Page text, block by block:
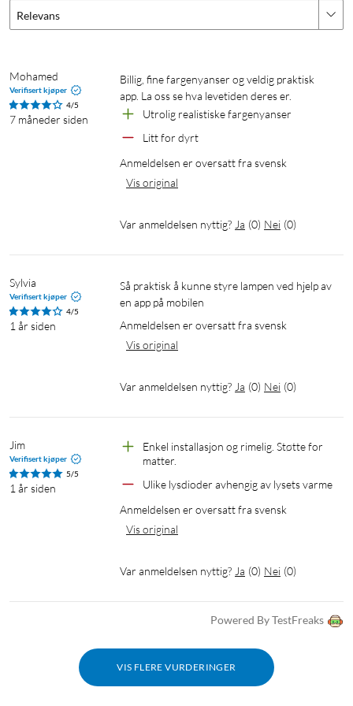
Styr med smarttelefonen din, uansett hvor du er
du gikk hjemmefra. WiZ-appen er tilgjengelig på iOS og
Android.
Smart lysregulering via app, tale eller dimmer
Senk lysstyrken til ønsket nivå ved hjelp av smarttelefonen,
WiZmote eller stemmen. Du trenger ikke installere en dyr
Automatiser lampene/lyspærene slik at de passer dine daglige
eller ukentlige rutiner. Still inn belysningen slik at den tennes
når du kommer hjem og slås av når den ikke trengs.
dynamiske lysinnstillinger
Bland fargesterke og hvite lysinnstillinger for å skap den
som helst ved hjelp av appen, WiZmote eller stemmen.
Energiovervåking
WiZ-appen holder oversikt over lyskildenes strømforbruk. Du
kan sjekke din dags- eller ukesrapport og planlegge
Styr lyskildene ved å bruke tale og Google Assistent, Amazon
Alexa eller Siri Shortcuts. Bruk enkle talekommandoer for å
tenne og slukke lyskildene, øke lysstyrken, dimme, endre farge
Relevans
Mohamed
Verifisert kjøper
4/5
7 måneder siden
Billig, fine fargenyanser og veldig praktisk
app. La oss se hva levetiden deres er.
Utrolig realistiske fargenyanser
Litt for dyrt
Anmeldelsen er oversatt fra svensk
Vis original
Var anmeldelsen nyttig? Ja (0) Nei (0)
Sylvia
Verifisert kjøper
4/5
1 år siden
Så praktisk å kunne styre lampen ved hjelp av
en app på mobilen
Anmeldelsen er oversatt fra svensk
Vis original
Var anmeldelsen nyttig? Ja (0) Nei (0)
Jim
Verifisert kjøper
5/5
1 år siden
Enkel installasjon og rimelig. Støtte for
matter.
Ulike lysdioder avhengig av lysets varme
Anmeldelsen er oversatt fra svensk
Vis original
Var anmeldelsen nyttig? Ja (0) Nei (0)
Powered By TestFreaks
VIS FLERE VURDERINGER